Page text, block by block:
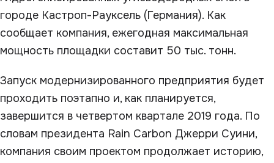
городе Кастроп-Рауксель (Германия). Как
сообщает компания, ежегодная максимальная
мощность площадки составит 50 тыс. тонн.
Запуск модернизированного предприятия будет
проходить поэтапно и, как планируется,
завершится в четвертом квартале 2019 года. По
словам президента Rain Carbon Джерри Суини,
компания своим проектом продолжает историю,